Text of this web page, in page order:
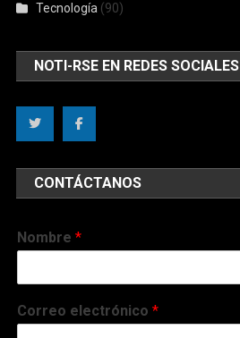
Tecnología (90)
NOTI-RSE EN REDES SOCIALES
CONTÁCTANOS
Nombre*
Correo electrónico*